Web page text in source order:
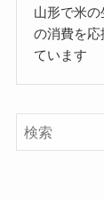
山形で米
の消費を応
ています